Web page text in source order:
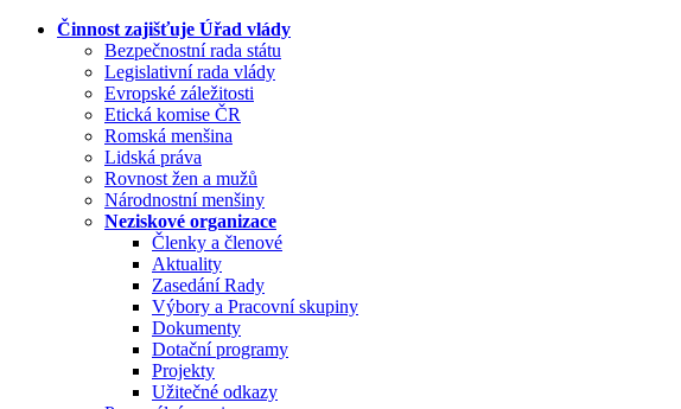
Činnost zajišťuje Úřad vlády
Bezpečnostní rada státu
Legislativní rada vlády
Evropské záležitosti
Etická komise ČR
Romská menšina
Lidská práva
Rovnost žen a mužů
Národnostní menšiny
Neziskové organizace
Členky a členové
Aktuality
Zasedání Rady
Výbory a Pracovní skupiny
Dokumenty
Dotační programy
Projekty
Užitečné odkazy